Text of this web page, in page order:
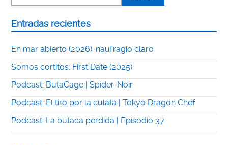
Entradas recientes
En mar abierto (2026): naufragio claro
Somos cortitos: First Date (2025)
Podcast: ButaCage | Spider-Noir
Podcast: El tiro por la culata | Tokyo Dragon Chef
Podcast: La butaca perdida | Episodio 37